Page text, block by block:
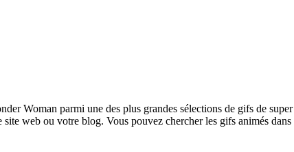
Woman parmi une des plus grandes sélections de gifs de
web ou votre blog. Vous pouvez chercher les gifs animés dans